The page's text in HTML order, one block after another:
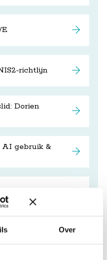
Over
richtlijn
Dorien
gebruik &